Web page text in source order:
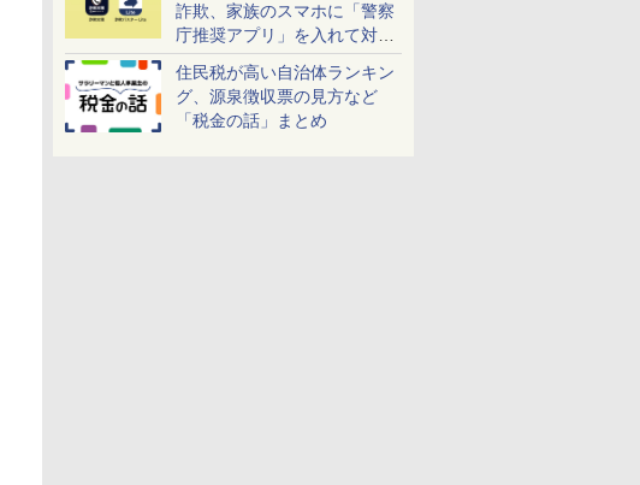
詐欺、家族のスマホに「警察
庁推奨アプリ」を入れて対策
しよう！
住民税が高い自治体ランキン
グ、源泉徴収票の見方など
「税金の話」まとめ